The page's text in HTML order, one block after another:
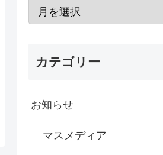
カテゴリー
お知らせ
マスメディア